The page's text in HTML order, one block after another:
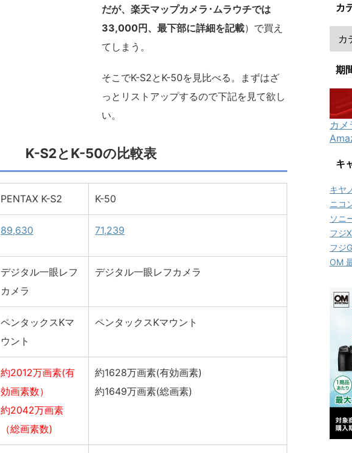
だが、楽天マップカメラ･ムラウチでは
33,000円、最下部に詳細を記載）で買え
てしまう。
そこでK-S2とK-50を見比べる。まずはざ
っとリストアップするので下記を見て欲し
い。
K-S2とK-50の比較表
PENTAX K-S2 K-50
89,630 71,239
デジタル一眼レフ
カメラ
デジタル一眼レフカメラ
ペンタックスKマ
ウント
ペンタックスKマウント
約2012万画素(有
効画素数）
約2042万画素
（総画素数)
約1628万画素(有効画素)
約1649万画素(総画素)
カ
期
カメ
キ
キヤ
ニコ
ソニ
フジ
フジ
OM